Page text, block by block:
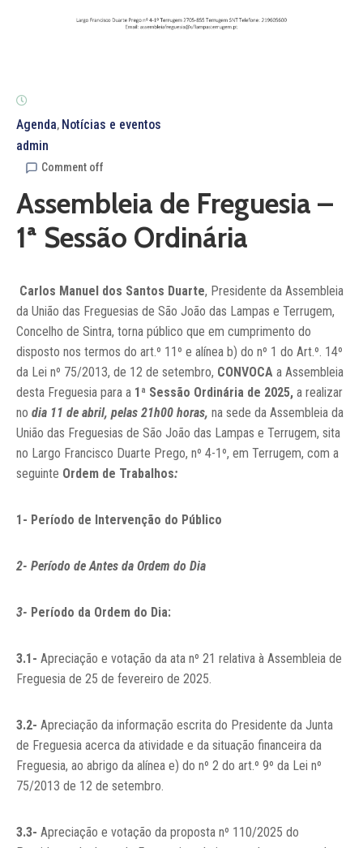
Agenda‚ Notícias e eventos
admin
Comment off
Assembleia de Freguesia –
1ª Sessão Ordinária
Carlos Manuel dos Santos Duarte, Presidente da Assembleia
da União das Freguesias de São João das Lampas e Terrugem,
Concelho de Sintra, torna público que em cumprimento do
disposto nos termos do art.º 11º e alínea b) do nº 1 do Art.º. 14º
da Lei nº 75/2013, de 12 de setembro, CONVOCA a Assembleia
desta Freguesia para a 1ª Sessão Ordinária de 2025, a realizar
no dia 11 de abril, pelas 21h00 horas, na sede da Assembleia da
União das Freguesias de São João das Lampas e Terrugem, sita
no Largo Francisco Duarte Prego, nº 4-1º, em Terrugem, com a
seguinte Ordem de Trabalhos:
1- Período de Intervenção do Público
2- Período de Antes da Ordem do Dia
3- Período da Ordem do Dia:
3.1- Apreciação e votação da ata nº 21 relativa à Assembleia de
Freguesia de 25 de fevereiro de 2025.
3.2- Apreciação da informação escrita do Presidente da Junta
de Freguesia acerca da atividade e da situação financeira da
Freguesia, ao abrigo da alínea e) do nº 2 do art.º 9º da Lei nº
75/2013 de 12 de setembro.
3.3- Apreciação e votação da proposta nº 110/2025 do